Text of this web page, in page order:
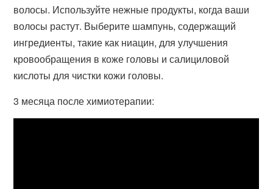
волосы. Используйте нежные продукты, когда ваши
волосы растут. Выберите шампунь, содержащий
ингредиенты, такие как ниацин, для улучшения
кровообращения в коже головы и салициловой
кислоты для чистки кожи головы.
3 месяца после химиотерапии: